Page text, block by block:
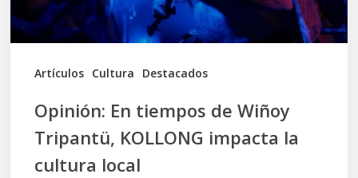
Artículos Cultura Destacados
impacta
la
cultura
Opinión: En tiempos de Wiñoy
Tripantü, KOLLONG impacta la
cultura local